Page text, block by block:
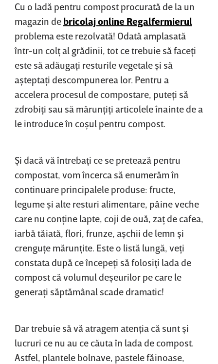
Cu o ladă pentru compost procurată de la un
magazin de bricolaj online Regalfermierul
problema este rezolvată! Odată amplasată
într-un colţ al grădinii, tot ce trebuie să faceţi
este să adăugaţi resturile vegetale şi să
aşteptaţi descompunerea lor. Pentru a
accelera procesul de compostare, puteţi să
zdrobiţi sau să mărunţiţi articolele înainte de a
le introduce în coşul pentru compost.
Şi dacă vă întrebaţi ce se pretează pentru
compostat, vom încerca să enumerăm în
continuare principalele produse: fructe,
legume şi alte resturi alimentare, pâine veche
care nu conţine lapte, coji de ouă, zaţ de cafea,
iarbă tăiată, flori, frunze, aşchii de lemn şi
crenguţe mărunţite. Este o listă lungă, veţi
constata după ce începeţi să folosiţi lada de
compost că volumul deşeurilor pe care le
generaţi săptămânal scade dramatic!
Dar trebuie să vă atragem atenţia că sunt şi
lucruri ce nu au ce căuta în lada de compost.
Astfel, plantele bolnave, pastele făinoase,